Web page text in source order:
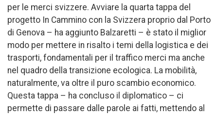
per le merci svizzere. Avviare la quarta tappa del
progetto In Cammino con la Svizzera proprio dal Porto
di Genova – ha aggiunto Balzaretti – è stato il miglior
modo per mettere in risalto i temi della logistica e dei
trasporti, fondamentali per il traffico merci ma anche
nel quadro della transizione ecologica. La mobilità,
naturalmente, va oltre il puro scambio economico.
Questa tappa – ha concluso il diplomatico – ci
permette di passare dalle parole ai fatti, mettendo al